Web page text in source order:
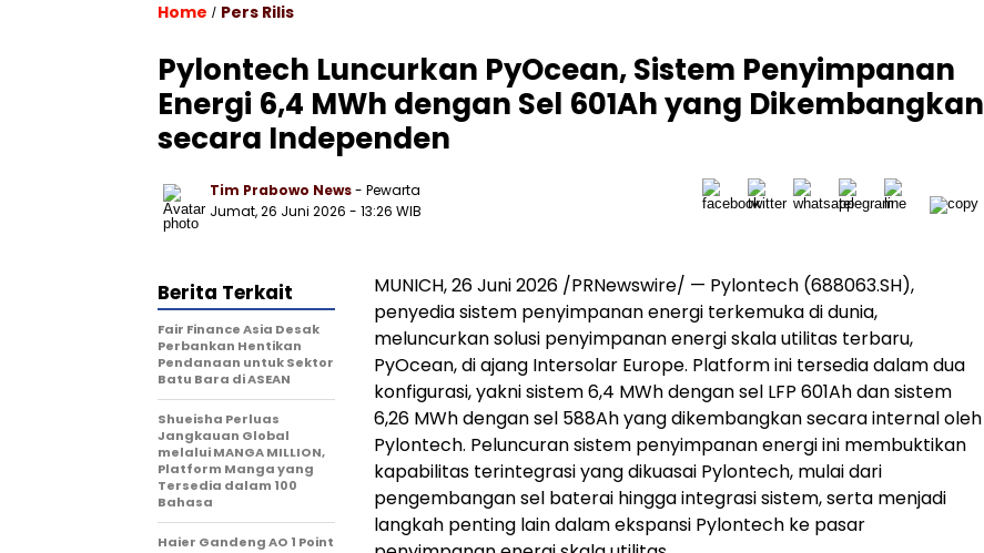
Home / Pers Rilis
Pylontech Luncurkan PyOcean, Sistem Penyimpanan
Energi 6,4 MWh dengan Sel 601Ah yang Dikembangkan
secara Independen
Tim Prabowo News- Pewarta
Jumat, 26 Juni 2026 - 13:26 WIB
MUNICH, 26 Juni 2026 /PRNewswire/ — Pylontech (688063.SH),
penyedia sistem penyimpanan energi terkemuka di dunia,
meluncurkan solusi penyimpanan energi skala utilitas terbaru,
PyOcean, di ajang Intersolar Europe. Platform ini tersedia dalam dua
konfigurasi, yakni sistem 6,4 MWh dengan sel LFP 601Ah dan sistem
6,26 MWh dengan sel 588Ah yang dikembangkan secara internal oleh
Pylontech. Peluncuran sistem penyimpanan energi ini membuktikan
kapabilitas terintegrasi yang dikuasai Pylontech, mulai dari
pengembangan sel baterai hingga integrasi sistem, serta menjadi
langkah penting lain dalam ekspansi Pylontech ke pasar
Berita Terkait
Fair Finance Asia Desak
Perbankan Hentikan
Pendanaan untuk Sektor
Batu Bara di ASEAN
Shueisha Perluas
Jangkauan Global
melalui MANGA MILLION,
Platform Manga yang
Tersedia dalam 100
Bahasa
Haier Gandeng AO 1 Point